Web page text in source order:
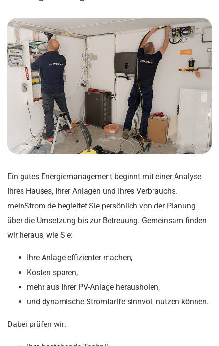
Ein gutes Energiemanagement beginnt mit einer Analyse
Ihres Hauses, Ihrer Anlagen und Ihres Verbrauchs.
meinStrom.de begleitet Sie persönlich von der Planung
über die Umsetzung bis zur Betreuung. Gemeinsam finden
wir heraus, wie Sie:
Ihre Anlage effizienter machen,
Kosten sparen,
mehr aus Ihrer PV-Anlage herausholen,
und dynamische Stromtarife sinnvoll nutzen können.
Dabei prüfen wir: